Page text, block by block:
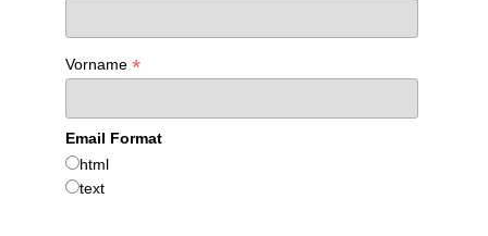
Vorname*
Email Format
html
text